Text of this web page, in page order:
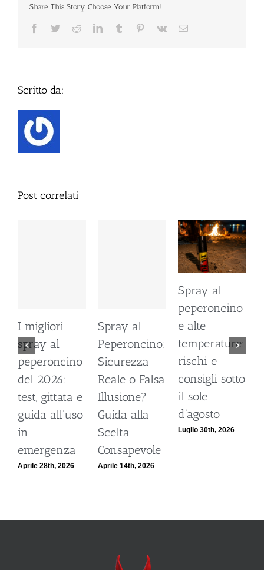
Share This Story, Choose Your Platform!
Scritto da:
Post correlati
e alte
temperature:
rischi e
consigli sotto
il sole
d’agosto
Dal 12 Luglio,
System si
colora di
giallo:
guarda il
nuovo spot
di DIVA su
LA7
Luglio 10th, 2026
Lo spray al
peperoncino
scade? Ecco
perché la
bomboletta
può tradirti
Giugno 23rd, 2026